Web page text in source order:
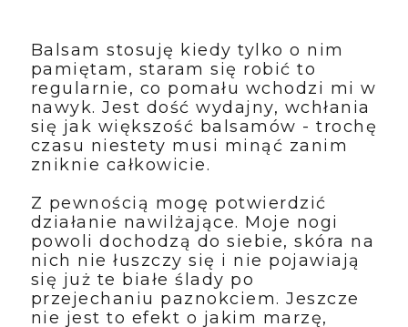
Balsam stosuję kiedy tylko o nim
pamiętam, staram się robić to
regularnie, co pomału wchodzi mi w
nawyk. Jest dość wydajny, wchłania
się jak większość balsamów - trochę
czasu niestety musi minąć zanim
zniknie całkowicie.
Z pewnością mogę potwierdzić
działanie nawilżające. Moje nogi
powoli dochodzą do siebie, skóra na
nich nie łuszczy się i nie pojawiają
się już te białe ślady po
przejechaniu paznokciem. Jeszcze
nie jest to efekt o jakim marzę,